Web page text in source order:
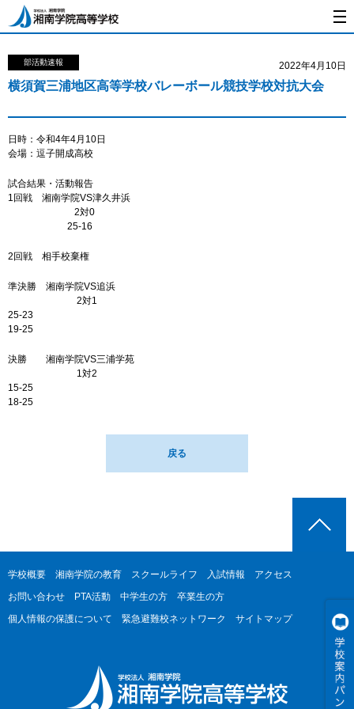
横須賀三浦地区高等学校バレーボール競技学校対抗大会
部活動速報 2022年4月10日
日時：令和4年4月10日
会場：逗子開成高校
試合結果・活動報告
1回戦 湘南学院VS津久井浜
2対0
25-16
2回戦 相手校棄権
準決勝 湘南学院VS追浜
2対1
25-23
19-25
決勝 湘南学院VS三浦学苑
1対2
15-25
18-25
戻る
学校概要 湘南学院の教育 スクールライフ 入試情報
アクセス
お問い合わせ
PTA活動 中学生の方
卒業生の方
個人情報の保護について
緊急避難校ネットワーク サイトマップ